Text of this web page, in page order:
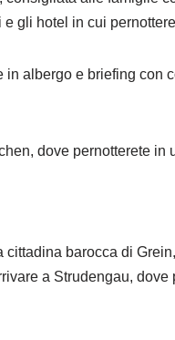
gli hotel in cui
albergo e briefing con
dove pernotterete
cittadina barocca di
a Strudengau,